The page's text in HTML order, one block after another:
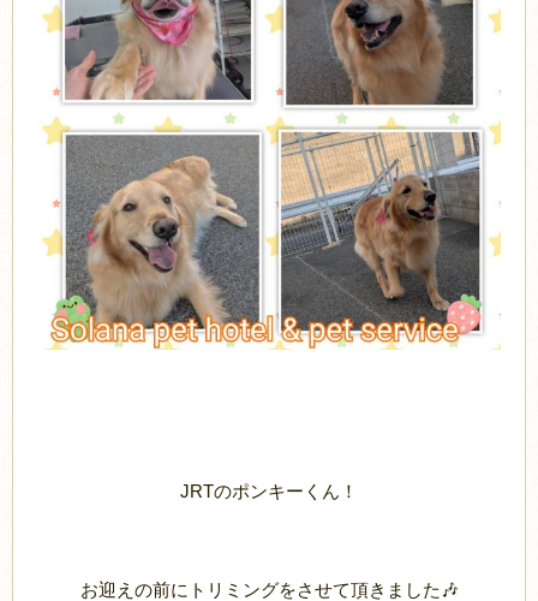
JRTのポンキーくん！
お迎えの前にトリミングをさせて頂きました🎶